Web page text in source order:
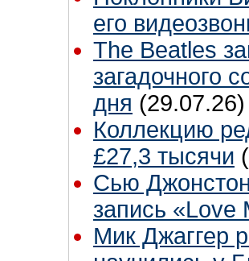
его
The Beatles
загадочного
дня (29.07.26)
Коллекцию
£27,3 тысячи
Сью
запись «Love
Мик Джаггер